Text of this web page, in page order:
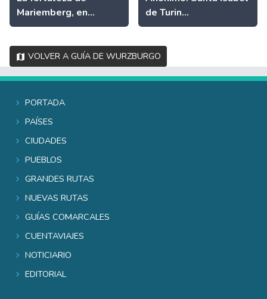
Mariemberg, en...
de Turin...
Volver a Guía de Wurzburgo
Portada
Países
Ciudades
Pueblos
Grandes rutas
Nuevas rutas
Guías comarcales
Cuentaviajes
Noticiario
Editorial